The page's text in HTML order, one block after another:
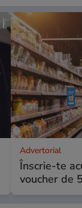
Advertorial
Înscrie-te
voucher de